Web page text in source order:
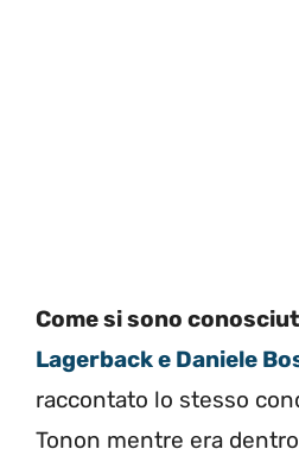
Come si sono
Lagerback e Daniele
raccontato lo stesso
Tonon mentre era